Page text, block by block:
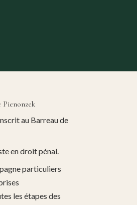
Pienonzek
au Barreau de
en droit pénal.
particuliers
les étapes des